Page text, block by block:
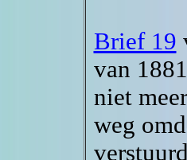
Brief 19
van
niet
weg